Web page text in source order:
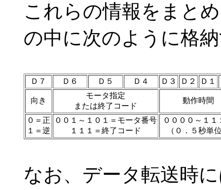
これらの情報をまと
の中に次のように格
Ｄ７ Ｄ６ Ｄ５ Ｄ４ Ｄ３ Ｄ２ Ｄ１
向き
モータ指定
または終了コード
動作時間
０＝正
１＝逆
００１～１０１＝モータ番号
１１１＝終了コード
００００～１１
（０．５秒単
なお、データ転送時